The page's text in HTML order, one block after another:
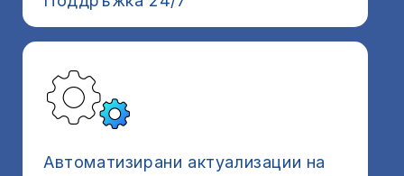
Автоматизирани актуализации на